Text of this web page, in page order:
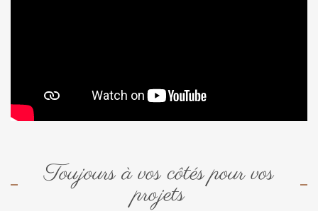
Toujours à vos côtés pour vos
projets